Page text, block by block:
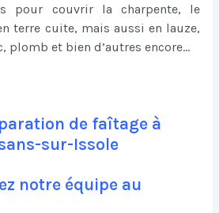
pour couvrir la charpente, le
terre cuite, mais aussi en lauze,
plomb et bien d’autres encore…
de faîtage à
sur-Issole
notre équipe au